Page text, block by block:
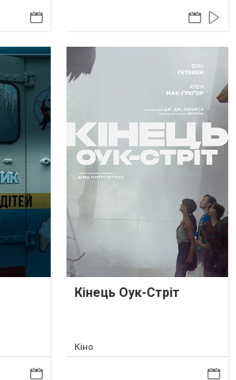
Кінець Оук-Стріт
Кіно